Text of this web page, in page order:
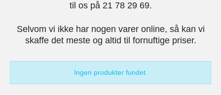
til os på 21 78 29 69.
Selvom vi ikke har nogen varer online, så kan vi
skaffe det meste og altid til fornuftige priser.
Ingen produkter fundet.